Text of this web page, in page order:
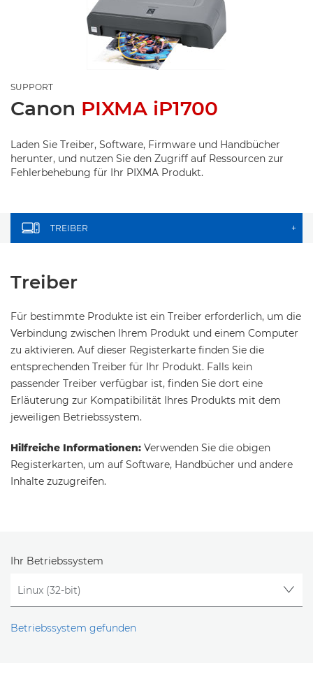
SUPPORT
Canon PIXMA iP1700
Laden Sie Treiber, Software, Firmware und Handbücher
herunter, und nutzen Sie den Zugriff auf Ressourcen zur
Fehlerbehebung für Ihr PIXMA Produkt.
TREIBER +
Treiber
Für bestimmte Produkte ist ein Treiber erforderlich, um die
Verbindung zwischen Ihrem Produkt und einem Computer
zu aktivieren. Auf dieser Registerkarte finden Sie die
entsprechenden Treiber für Ihr Produkt. Falls kein
passender Treiber verfügbar ist, finden Sie dort eine
Erläuterung zur Kompatibilität Ihres Produkts mit dem
jeweiligen Betriebssystem.
Hilfreiche Informationen: Verwenden Sie die obigen
Registerkarten, um auf Software, Handbücher und andere
Inhalte zuzugreifen.
Ihr Betriebssystem
Betriebssystem gefunden